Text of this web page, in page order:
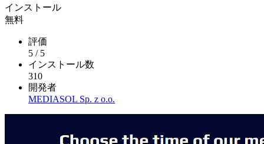
インストール
無料
評価
5 / 5
インストール数
310
開発者
MEDIASOL Sp. z o.o.